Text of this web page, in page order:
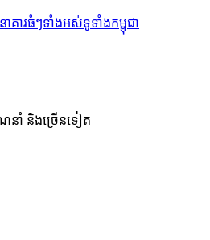
គារធំៗទាំងអស់ទូទាំងកម្ពុជា
ែនាំ និងច្រើនទៀត